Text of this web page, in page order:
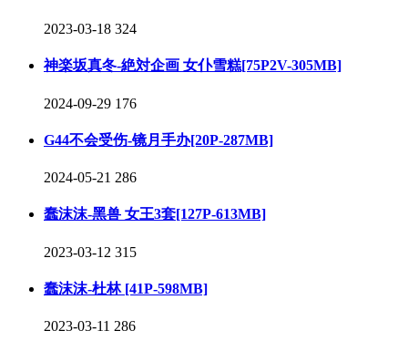
2023-03-18 324
神楽坂真冬-絶対企画 女仆雪糕[75P2V-305MB]
2024-09-29 176
G44不会受伤-镜月手办[20P-287MB]
2024-05-21 286
蠢沫沫-黑兽 女王3套[127P-613MB]
2023-03-12 315
蠢沫沫-杜林 [41P-598MB]
2023-03-11 286